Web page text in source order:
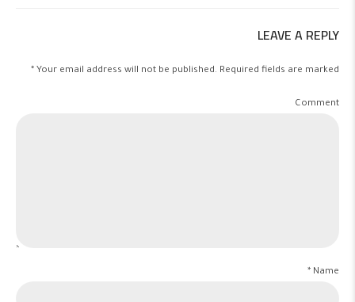
LEAVE A REPLY
Your email address will not be published. Required fields are marked *
Comment
Name *